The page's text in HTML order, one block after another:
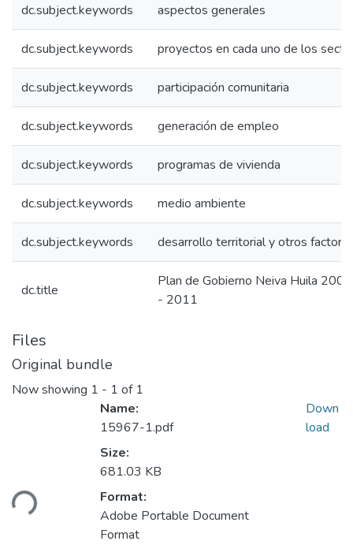
dc.subject.keywords aspectos generales
dc.subject.keywords proyectos en cada uno de los
dc.subject.keywords participación comunitaria
dc.subject.keywords generación de empleo
dc.subject.keywords programas de vivienda
dc.subject.keywords medio ambiente
dc.subject.keywords desarrollo territorial y otros
dc.title
Plan de Gobierno Neiva Huila
- 2011
Files
Original bundle
Now showing 1 - 1 of 1
Name:
15967-1.pdf
Size:
681.03 KB
Format:
Adobe Portable Document
Format
Down
load